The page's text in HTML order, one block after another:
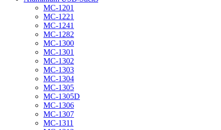
MC-1201
MC-1221
MC-1241
MC-1282
MC-1300
MC-1301
MC-1302
MC-1303
MC-1304
MC-1305
MC-1305D
MC-1306
MC-1307
MC-1311